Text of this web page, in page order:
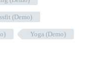
(Demo)
Yoga (Demo)